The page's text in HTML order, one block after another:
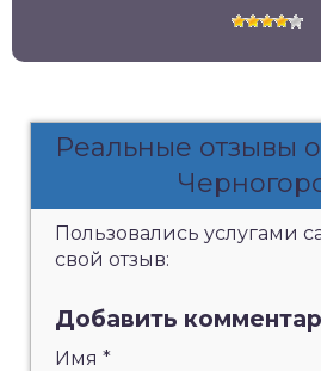
Реальные отзывы
Пользовались услугами
свой отзыв:
Добавить
Имя *